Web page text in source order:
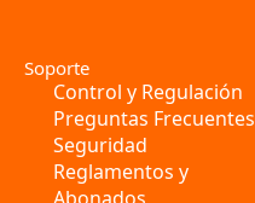
Soporte
Control y Regulación
Preguntas Frecuentes
Seguridad
Reglamentos y